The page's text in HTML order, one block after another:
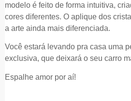
modelo é feito de forma intuitiva,
cores diferentes. O aplique dos
a arte ainda mais diferenciada.
Você estará levando pra casa uma
exclusiva, que deixará o seu carro
Espalhe amor por aí!